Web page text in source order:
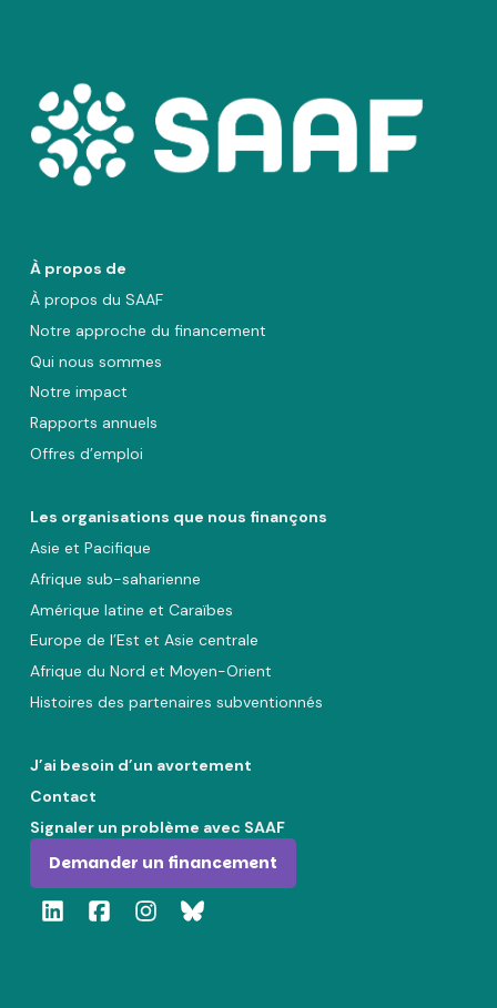
À propos de
À propos du SAAF
Notre approche du financement
Qui nous sommes
Notre impact
Rapports annuels
Offres d’emploi
Les organisations que nous finançons
Asie et Pacifique
Afrique sub-saharienne
Amérique latine et Caraïbes
Europe de l’Est et Asie centrale
Afrique du Nord et Moyen-Orient
Histoires des partenaires subventionnés
J’ai besoin d’un avortement
Contact
Signaler un problème avec SAAF
Demander un financement